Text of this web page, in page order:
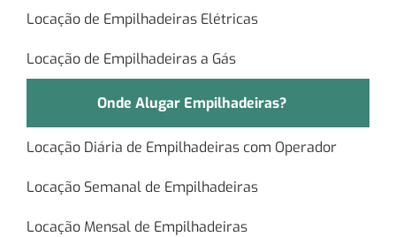
Locação de Empilhadeiras Elétricas
Locação de Empilhadeiras a Gás
Onde Alugar Empilhadeiras?
Locação Diária de Empilhadeiras com Operador
Locação Semanal de Empilhadeiras
Locação Mensal de Empilhadeiras